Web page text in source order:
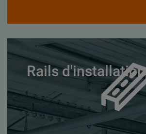
Rails d'installation